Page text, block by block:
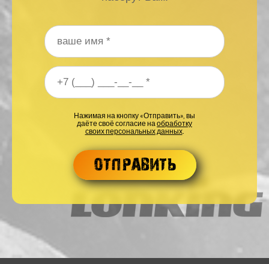
Ваше имя*
Ваш номер телефона*
Нажимая на кнопку «Отправить», вы
даёте своё согласие наобработку
своих персональных данных.